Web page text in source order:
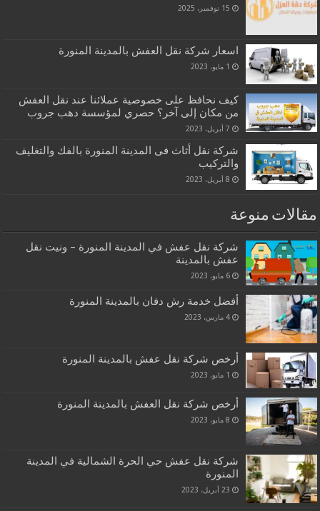
15 نوفمبر، 2025
اسعار شركة نقل العفش بالمدينة المنورة
1 مايو، 2023
كيف نحافظ على خصوصية عملائنا عند نقل العفش
من مكان إلى آخر؟ حصري لمؤسسة دهب جروب
7 أبريل، 2023
شركة نقل أثاث فى المدينة المنورة بالفك والتغليف
والتركيب
8 أبريل، 2023
مقالات منوعة
شركة نقل عفش في المدينة المنورة – ونيت نقل
عفش بالمدينة
6 مايو، 2023
أفضل خدمة رش دفان بالمدينة المنورة
4 مارس، 2023
أرخص شركة نقل عفش بالمدينة المنورة
1 مايو، 2023
أرخص شركة نقل العفش بالمدينة المنورة
8 مايو، 2023
شركة نقل عفش حي الحرة الشمالية في المدينة
المنورة
23 أبريل، 2023